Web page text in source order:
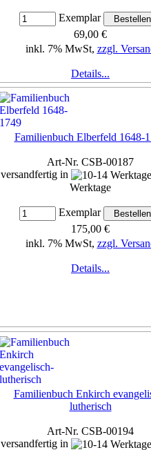
Exemplar
69,00 €
inkl. 7% MwSt, zzgl.
Details...
Familienbuch Elberfeld 1648-
Art-Nr. CSB-00187
versandfertig in
Werktage
Exemplar
175,00 €
inkl. 7% MwSt, zzgl.
Details...
Familienbuch Enkirch
lutherisch
Art-Nr. CSB-00194
versandfertig in